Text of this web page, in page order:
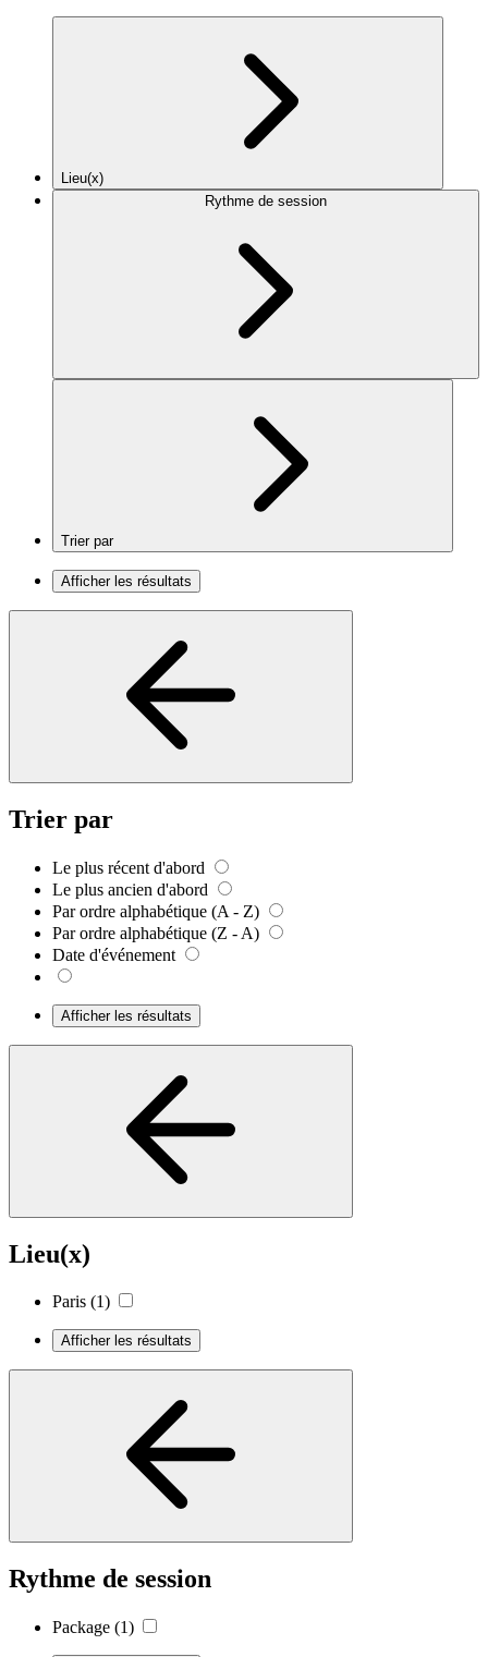
Lieu(x)
Rythme de session
Trier par
Afficher les résultats
Trier par
Le plus récent d'abord
Le plus ancien d'abord
Par ordre alphabétique (A - Z)
Par ordre alphabétique (Z - A)
Date d'événement
Afficher les résultats
Lieu(x)
Paris (1)
Afficher les résultats
Rythme de session
Package (1)